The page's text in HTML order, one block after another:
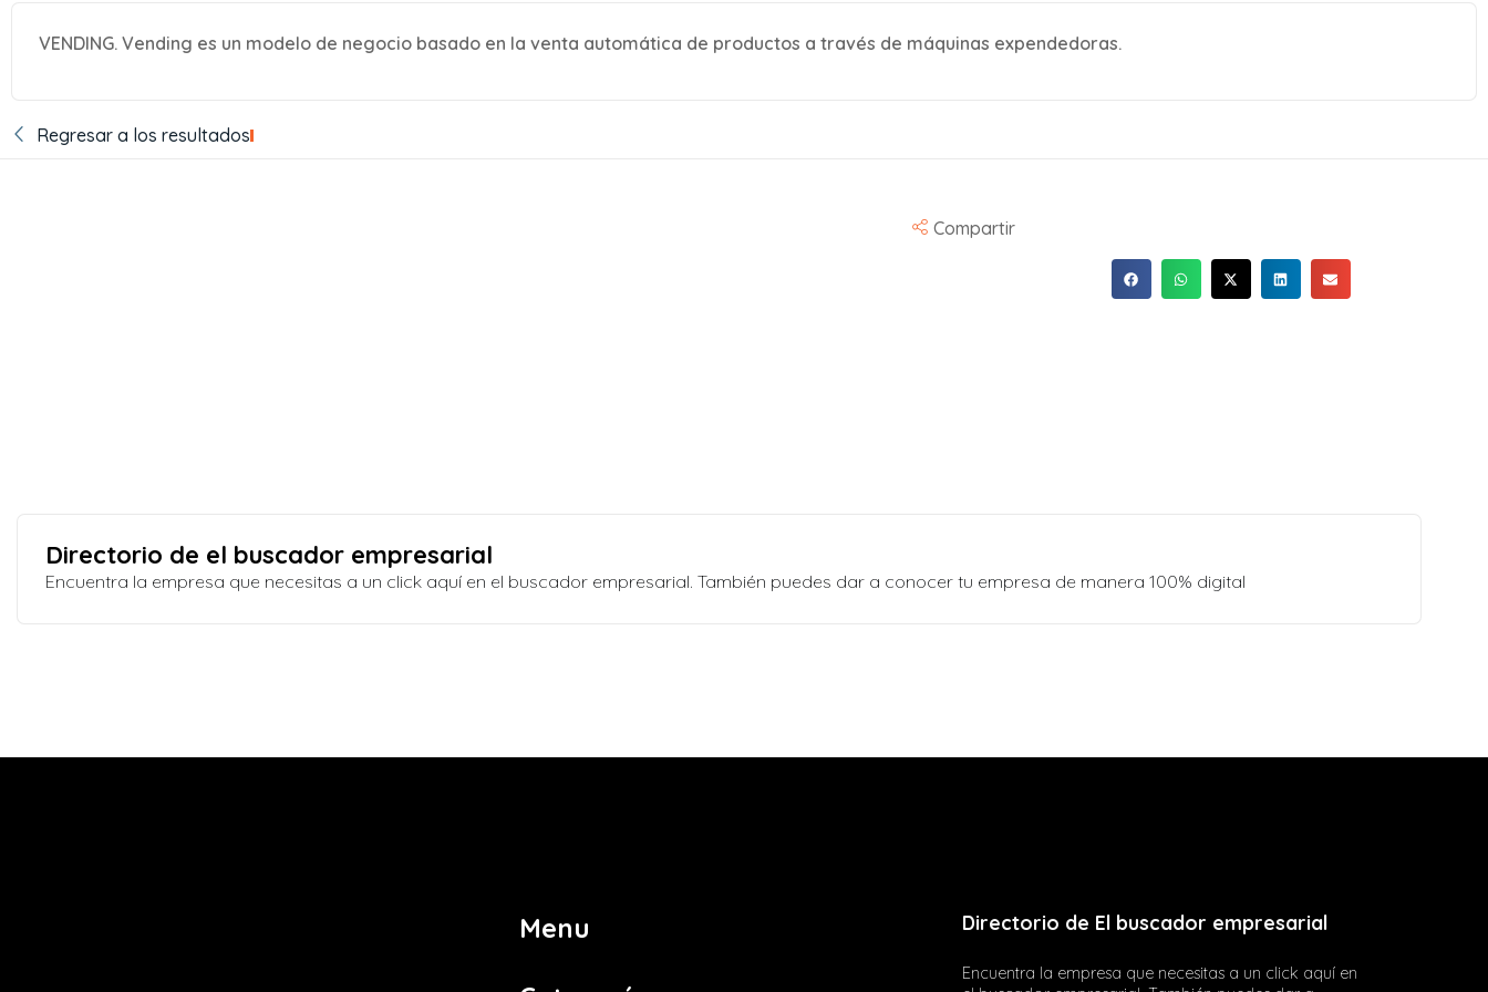
VENDING. Vending es un modelo de negocio basado en la venta automática de productos a través de máquinas expendedoras.
Regresar a los resultados
Compartir
Directorio de el buscador empresarial
Encuentra la empresa que necesitas a un click aquí en el buscador empresarial. También puedes dar a conocer tu empresa de manera 100% digital
Menu Directorio de El buscador empresarial
Encuentra la empresa que necesitas a un click aquí en